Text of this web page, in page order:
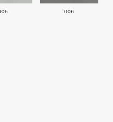
006